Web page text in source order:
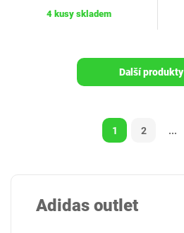
4 kusy skladem
Další produkty
1 2 ...
Adidas outlet